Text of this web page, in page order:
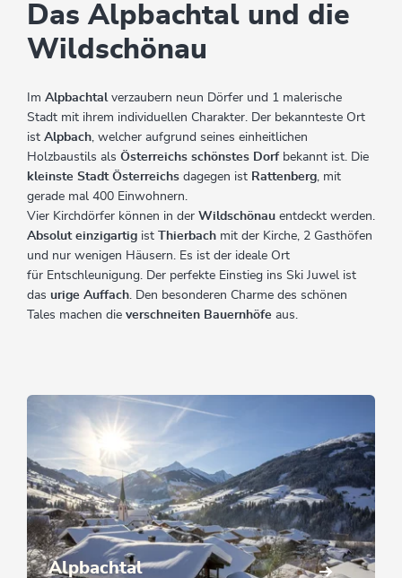
Das Alpbachtal und die
Wildschönau
Im Alpbachtalverzaubern neun Dörfer und 1 malerische
Stadt mit ihrem individuellen Charakter. Der bekannteste Ort
ist Alpbach, welcher aufgrund seines einheitlichen
Holzbaustils als Österreichs schönstes Dorf bekannt ist. Die
kleinste Stadt Österreichs dagegen ist Rattenberg, mit
gerade mal 400 Einwohnern.
Vier Kirchdörfer können in der Wildschönau entdeckt werden.
Absolut einzigartig ist Thierbach mit der Kirche, 2 Gasthöfen
und nur wenigen Häusern. Es ist der ideale Ort
für Entschleunigung. Der perfekte Einstieg ins Ski Juwel ist
das urige Auffach. Den besonderen Charme des schönen
Tales machen die verschneiten Bauernhöfe aus.
Alpbachtal